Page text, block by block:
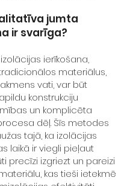
jumta
ir svarīga​?
ierīkošana,
materiālus,
vati, var būt
konstrukciju
un komplicēta
dēļ. Šīs metodes
tajā, ka izolācijas
laikā ir viegli pieļaut
precīzi izgriezt un pareizi
kas tieši ietekmē